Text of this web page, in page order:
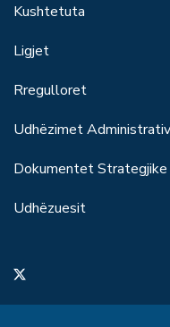
Kushtetuta
Ligjet
Rregulloret
Udhëzimet
Dokumentet Strategjike
Udhëzuesit